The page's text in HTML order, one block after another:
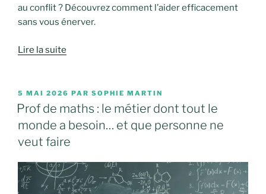
au conflit ? Découvrez comment l’aider efficacement
sans vous énerver.
Lire la suite
PUBLIÉ
LE
5 MAI 2026 PAR SOPHIE MARTIN
Prof de maths : le métier dont tout le
monde a besoin… et que personne ne
veut faire